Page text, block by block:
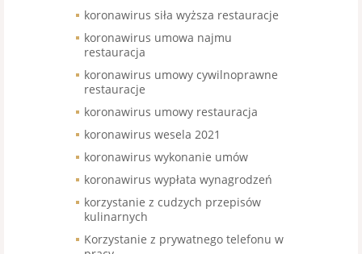
koronawirus siła wyższa restauracje
koronawirus umowa najmu
restauracja
koronawirus umowy cywilnoprawne
restauracje
koronawirus umowy restauracja
koronawirus wesela 2021
koronawirus wykonanie umów
koronawirus wypłata wynagrodzeń
korzystanie z cudzych przepisów
kulinarnych
Korzystanie z prywatnego telefonu w